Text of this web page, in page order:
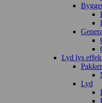
Lyd lys
Pakker
Lyd